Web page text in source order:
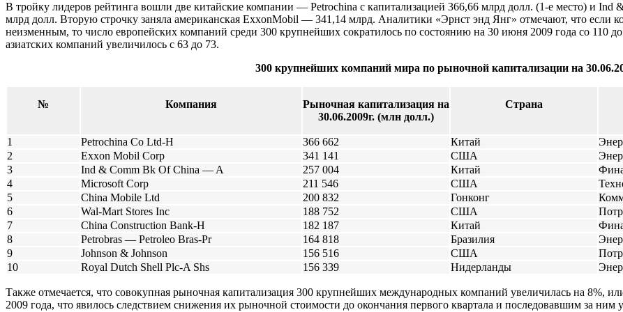
В тройку лидеров рейтинга вошли две китайские компании — Petrochina с капитализацией 366,66 млрд долл. (1-е место) и Ind
млрд долл. Вторую строчку заняла американская ExxonMobil — 341,14 млрд. Аналитики «Эрнст энд Янг» отмечают, что если
неизменным, то число европейских компаний среди 300 крупнейших сократилось по состоянию на 30 июня 2009 года со 110
азиатских компаний увеличилось с 63 до 73.
300 крупнейших компаний мира по рыночной капитализации на
№ Компания
Рыночная капитализация на
30.06.2009г. (млн долл.)
Страна
1 Petrochina Co Ltd-H 366 662 Китай
2
Exxon Mobil Corp 341 141 США
3
Ind & Comm Bk Of China — A 257 004 Китай
4
Microsoft Corp 211 546 США
5
China Mobile Ltd 200 832 Гонконг
6
Wal-Mart Stores Inc 188 752 США
7
China Construction Bank-H 182 187 Китай
8
Petrobras — Petroleo Bras-Pr 164 818 Бразилия
9
Johnson & Johnson 156 516 США
10
Royal Dutch Shell Plc-A Shs 156 339 Нидерланды
Также отмечается, что совокупная рыночная капитализация 300 крупнейших международных компаний увеличилась на 8%,
2009 года, что явилось следствием снижения их рыночной стоимости до окончания первого квартала и последовавшим за ним